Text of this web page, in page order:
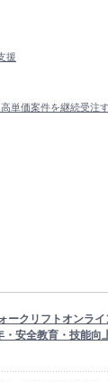
援
単価案件を継続受注
ークリフトオンラ
安全教育・技能向